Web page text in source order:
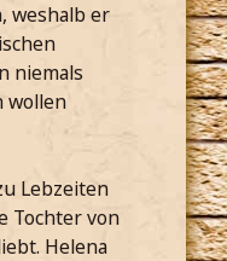
weshalb er
niemals
wollen
Lebzeiten
Tochter von
Helena